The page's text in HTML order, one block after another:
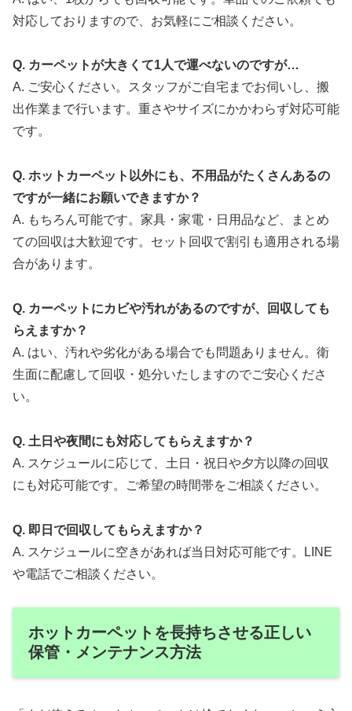
対応しておりますので、お気軽にご相談ください。
Q. カーペットが大きくて1人で運べないのですが…
A. ご安心ください。スタッフがご自宅までお伺いし、搬
出作業まで行います。重さやサイズにかかわらず対応可能
です。
Q. ホットカーペット以外にも、不用品がたくさんあるの
ですが一緒にお願いできますか？
A. もちろん可能です。家具・家電・日用品など、まとめ
ての回収は大歓迎です。セット回収で割引も適用される場
合があります。
Q. カーペットにカビや汚れがあるのですが、回収しても
らえますか？
A. はい、汚れや劣化がある場合でも問題ありません。衛
生面に配慮して回収・処分いたしますのでご安心くださ
い。
Q. 土日や夜間にも対応してもらえますか？
A. スケジュールに応じて、土日・祝日や夕方以降の回収
にも対応可能です。ご希望の時間帯をご相談ください。
Q. 即日で回収してもらえますか？
A. スケジュールに空きがあれば当日対応可能です。LINE
や電話でご相談ください。
ホットカーペットを長持ちさせる正しい
保管・メンテナンス方法